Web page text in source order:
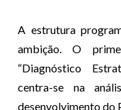
A estrutura
ambição. O
“Diagnóstico
centra-se na
desenvolvimento do